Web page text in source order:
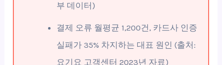
부 데이터)
결제 오류 월평균 1,200건, 카드사 인증
실패가 35% 차지하는 대표 원인 (출처:
요기요 고객센터 2023년 자료)